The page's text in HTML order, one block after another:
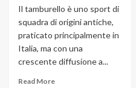
Il tamburello è uno sport di
squadra di origini antiche,
praticato principalmente in
Italia, ma con una
crescente diffusione a...
Read More